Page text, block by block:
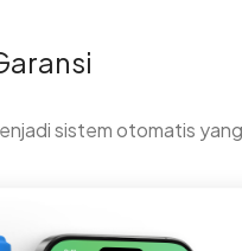
sistem otomatis